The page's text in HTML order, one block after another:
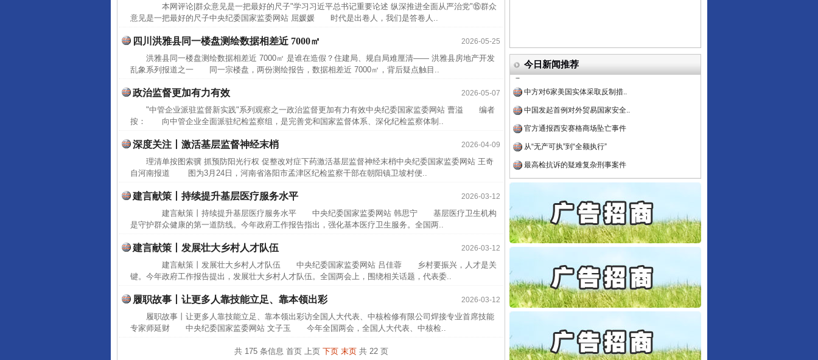
本网评论|群众意见是一把最好的尺子"学习习近平总书记重要论述 纵深推进全面从严治党"⑮群众
意见是一把最好的尺子中央纪委国家监委网站 屈媛媛 时代是出卷人，我们是答卷人..
2026-05-25
四川洪雅县同一楼盘测绘数据相差近 7000㎡
洪雅县同一楼盘测绘数据相差近 7000㎡ 是谁在造假？住建局、规自局难厘清—— 洪雅县房地产开发
乱象系列报道之一 同一宗楼盘，两份测绘报告，数据相差近 7000㎡，背后疑点触目..
2026-05-07
政治监督更加有力有效
"中管企业派驻监督新实践"系列观察之一政治监督更加有力有效中央纪委国家监委网站 曹溢 编者
按： 向中管企业全面派驻纪检监察组，是完善党和国家监督体系、深化纪检监察体制..
2026-04-09
深度关注丨激活基层监督神经末梢
理清单按图索骥 抓预防阳光行权 促整改对症下药激活基层监督神经末梢中央纪委国家监委网站 王奇
自河南报道 图为3月24日，河南省洛阳市孟津区纪检监察干部在朝阳镇卫坡村便..
2026-03-12
建言献策丨持续提升基层医疗服务水平
建言献策丨持续提升基层医疗服务水平 中央纪委国家监委网站 韩思宁 基层医疗卫生机构
是守护群众健康的第一道防线。今年政府工作报告指出，强化基本医疗卫生服务。全国两..
2026-03-12
建言献策丨发展壮大乡村人才队伍
建言献策丨发展壮大乡村人才队伍 中央纪委国家监委网站 吕佳蓉 乡村要振兴，人才是关
键。今年政府工作报告提出，发展壮大乡村人才队伍。全国两会上，围绕相关话题，代表委..
2026-03-12
履职故事丨让更多人靠技能立足、靠本领出彩
履职故事丨让更多人靠技能立足、靠本领出彩访全国人大代表、中核检修有限公司焊接专业首席技能
专家师延财 中央纪委国家监委网站 文子玉 今年全国两会，全国人大代表、中核检..
共 175 条信息 首页 上页 下页 末页共 22 页
今日新闻推荐
四川省公安厅征集新型黑恶违法..
中方对6家美国实体采取反制措..
中国发起首例对外贸易国家安全..
官方通报西安赛格商场坠亡事件
从“无产可执”到“全额执行”
最高检抗诉的疑难复杂刑事案件
事故致5死1伤，四川省安委会挂..
近期涉私家车群死群伤事故多发..
半生相守，一别两宽：这场老年..
一纸欠条伤亲情 巡回调解促和..
26万保费，离婚时为何要分走一..
传销头目出狱后办书院暴力管教..
四川省公安厅征集新型黑恶违法..
中方对6家美国实体采取反制措..
中国发起首例对外贸易国家安全..
官方通报西安赛格商场坠亡事件